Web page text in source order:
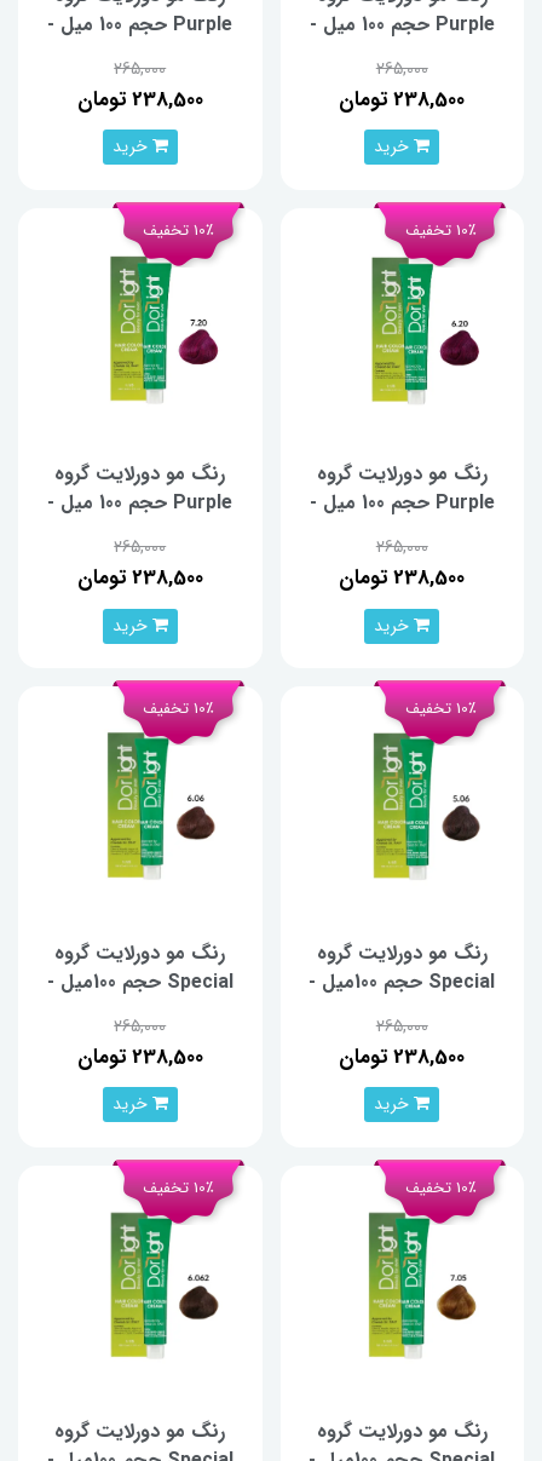
Purple حجم 100 میل -
265,000
238,500 تومان
خرید
Purple حجم 100 میل -
265,000
238,500 تومان
خرید
رنگ مو دورلایت گروه
Purple حجم 100 میل -
شماره 6.20
265,000
238,500 تومان
10٪ تخفیف
خرید
رنگ مو دورلایت گروه
Purple حجم 100 میل -
شماره 7.20
265,000
238,500 تومان
10٪ تخفیف
خرید
رنگ مو دورلایت گروه
Special حجم 100میل -
265,000
238,500 تومان
10٪ تخفیف
خرید
رنگ مو دورلایت گروه
Special حجم 100میل -
265,000
238,500 تومان
10٪ تخفیف
خرید
رنگ مو دورلایت گروه
10٪ تخفیف
رنگ مو دورلایت گروه
10٪ تخفیف